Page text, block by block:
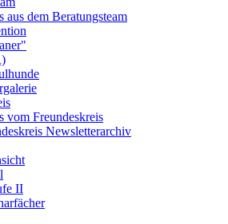
aus dem Beratungsteam
vom Freundeskreis
Newsletterarchiv
II